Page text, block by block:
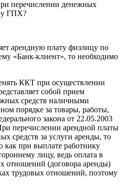
перечислении денежных
ГПХ?
арендную плату физлицу по
«Банк-клиент», то необходимо
ККТ при осуществлении
собой прием
средств наличными
порядке за товары, работы,
закона от 22.05.2003
перечислении арендной платы
средств за услуги аренды, то
как при выплате работнику
лицу, ведь оплата в
отношений (договора аренды)
трудовых отношений, поэтому